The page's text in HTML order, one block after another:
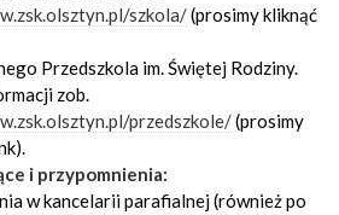
szkola/(prosimy kliknąć
Przedszkola im. Świętej Rodziny.
zob.
przedszkole/(prosimy
i przypomnienia:
w kancelarii parafialnej (również po